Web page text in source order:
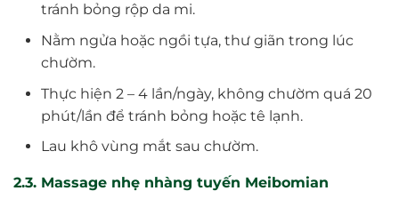
tránh bỏng rộp da mi.
Nằm ngửa hoặc ngồi tựa, thư giãn trong lúc
chườm.
Thực hiện 2 – 4 lần/ngày, không chườm quá 20
phút/lần để tránh bỏng hoặc tê lạnh.
Lau khô vùng mắt sau chườm.
2.3. Massage nhẹ nhàng tuyến Meibomian